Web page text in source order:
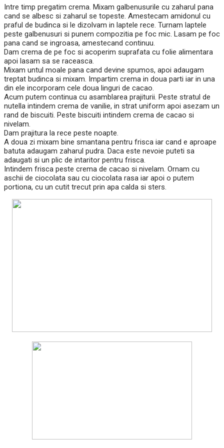
Intre timp pregatim crema. Mixam galbenusurile cu zaharul pana
cand se albesc si zaharul se topeste. Amestecam amidonul cu
praful de budinca si le dizolvam in laptele rece. Turnam laptele
peste galbenusuri si punem compozitia pe foc mic. Lasam pe foc
pana cand se ingroasa, amestecand continuu.
Dam crema de pe foc si acoperim suprafata cu folie alimentara
apoi lasam sa se raceasca.
Mixam untul moale pana cand devine spumos, apoi adaugam
treptat budinca si mixam. Impartim crema in doua parti iar in una
din ele incorporam cele doua linguri de cacao.
Acum putem continua cu asamblarea prajiturii. Peste stratul de
nutella intindem crema de vanilie, in strat uniform apoi asezam un
rand de biscuiti. Peste biscuiti intindem crema de cacao si
nivelam.
Dam prajitura la rece peste noapte.
A doua zi mixam bine smantana pentru frisca iar cand e aproape
batuta adaugam zaharul pudra. Daca este nevoie puteti sa
adaugati si un plic de intaritor pentru frisca.
Intindem frisca peste crema de cacao si nivelam. Ornam cu
aschii de ciocolata sau cu ciocolata rasa iar apoi o putem
portiona, cu un cutit trecut prin apa calda si sters.